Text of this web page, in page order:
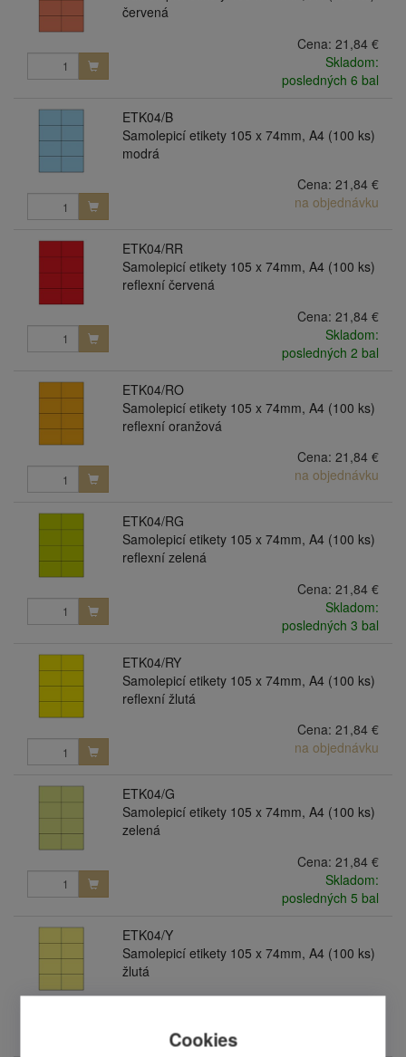
červená
Cena: 21,84 €
Skladom:
posledných 6 bal
ETK04/B
Samolepicí etikety 105 x 74mm, A4 (100 ks)
modrá
Cena: 21,84 €
na objednávku
ETK04/RR
Samolepicí etikety 105 x 74mm, A4 (100 ks)
reflexní červená
Cena: 21,84 €
Skladom:
posledných 2 bal
ETK04/RO
Samolepicí etikety 105 x 74mm, A4 (100 ks)
reflexní oranžová
Cena: 21,84 €
na objednávku
ETK04/RG
Samolepicí etikety 105 x 74mm, A4 (100 ks)
reflexní zelená
Cena: 21,84 €
Skladom:
posledných 3 bal
ETK04/RY
Samolepicí etikety 105 x 74mm, A4 (100 ks)
reflexní žlutá
Cena: 21,84 €
na objednávku
ETK04/G
Samolepicí etikety 105 x 74mm, A4 (100 ks)
zelená
Cena: 21,84 €
Skladom:
posledných 5 bal
ETK04/Y
Samolepicí etikety 105 x 74mm, A4 (100 ks)
žlutá
Cena:21,84 €
Cookies